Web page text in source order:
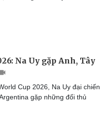
Na Uy gặp Anh, Tây
Cup 2026, Na Uy đại chiến
gặp những đối thủ